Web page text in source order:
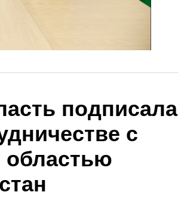
подписала
с
областью